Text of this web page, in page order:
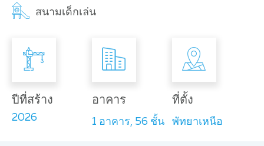
สนามเด็กเล่น
ปีที่สร้าง
2026
อาคาร
1 อาคาร, 56 ชั้น
ที่ตั้ง
พัทยาเหนือ